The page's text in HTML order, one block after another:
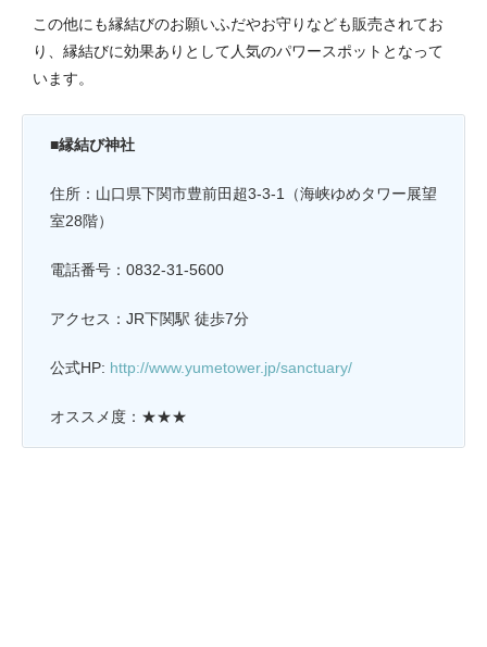
この他にも縁結びのお願いふだやお守りなども販売されてお
り、縁結びに効果ありとして人気のパワースポットとなって
います。
■縁結び神社
住所：山口県下関市豊前田超3-3-1（海峡ゆめタワー展望
室28階）
電話番号：0832-31-5600
アクセス：JR下関駅 徒歩7分
公式HP: http://www.yumetower.jp/sanctuary/
オススメ度：★★★